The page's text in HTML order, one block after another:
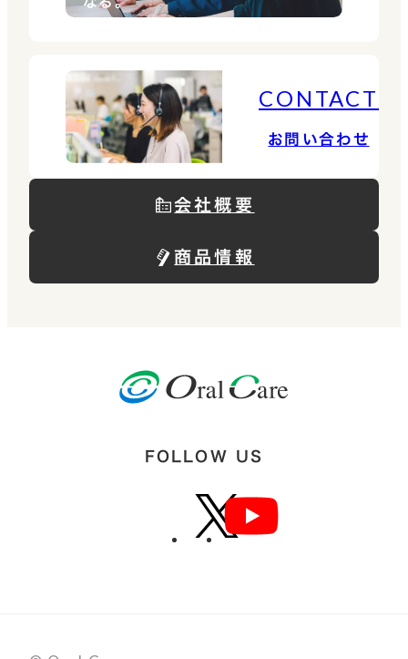
CONTACT
お問い合わせ
会社概要
商品情報
FOLLOW US